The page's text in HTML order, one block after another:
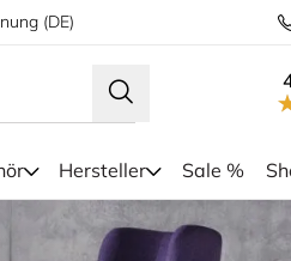
(DE)
Hersteller Sale %